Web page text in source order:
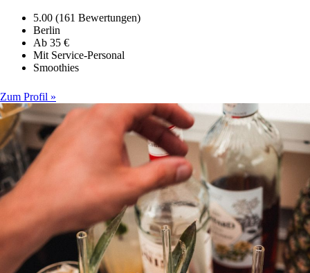
5.00 (161 Bewertungen)
Berlin
Ab 35 €
Mit Service-Personal
Smoothies
Zum Profil »